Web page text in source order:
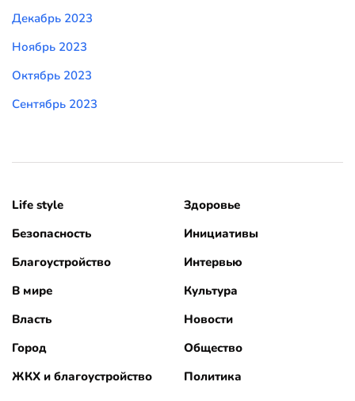
Декабрь 2023
Ноябрь 2023
Октябрь 2023
Сентябрь 2023
Life style
Безопасность
Благоустройство
В мире
Власть
Город
ЖКХ и благоустройство
Здоровье
Инициативы
Интервью
Культура
Новости
Общество
Политика